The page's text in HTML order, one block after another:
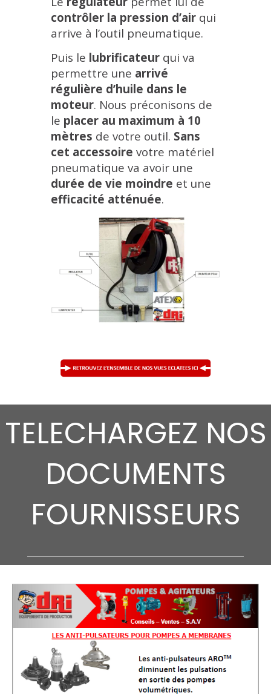
contrôler la pression d’airqui
arrive à l’outil pneumatique.
Puis le lubrificateurqui va
permettre une arrivé
régulière d’huile dans le
moteur. Nous préconisons de
le placer au maximum à 10
mètres de votre outil. Sans
cet accessoire votre matériel
pneumatique va avoir une
durée de vie moindre et une
efficacité atténuée.
TELECHARGEZ NOS
DOCUMENTS
FOURNISSEURS